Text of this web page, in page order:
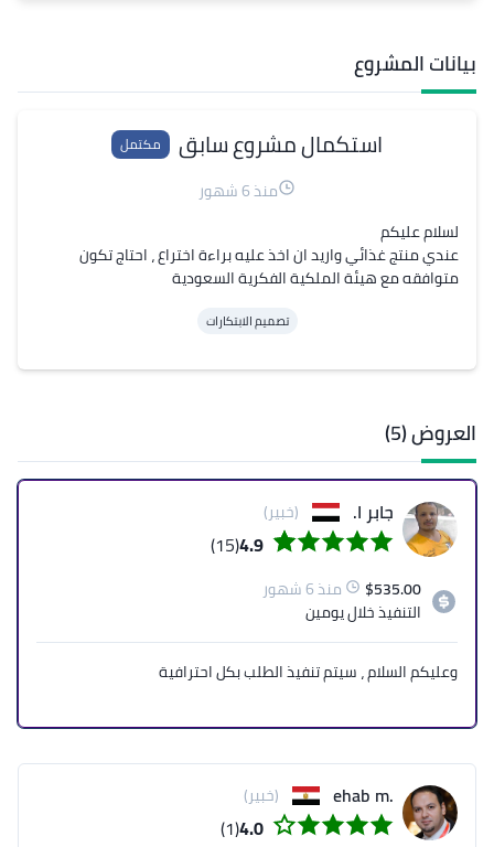
بيانات المشروع
استكمال مشروع سابق مكتمل
منذ 6 شهور
متوافقه مع هيئة الملكية الفكرية السعودية
تصميم الابتكارات
العروض (5)
جابر ا. (خبير)
4.9
(15)
$535.00
منذ 6 شهور
التنفيذخلال يومين
وعليكم السلام ، سيتم تنفيذ الطلب بكل احترافية
.ehab m (خبير)
4.0
(1)